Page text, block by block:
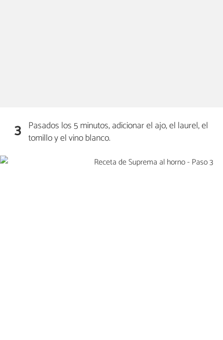
3 Pasados los 5 minutos, adicionar el ajo, el laurel, el
tomillo y el vino blanco.